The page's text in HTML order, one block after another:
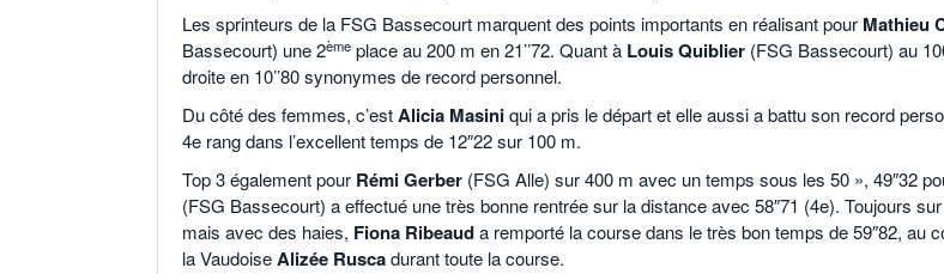
Les sprinteurs de la FSG Bassecourt marquent des points importants en réalisant pour Mathieu
Bassecourt) une 2ème place au 200 m en 21’’72. Quant à Louis Quiblier (FSG Bassecourt) au
droite en 10’’80 synonymes de record personnel.
Du côté des femmes, c’estAlicia Masiniqui a pris le départ et elle aussi a battu son record
4e rang dans l’excellent temps de 12″22 sur 100 m.
Top 3 également pour Rémi Gerber (FSG Alle) sur 400 m avec un temps sous les 50 », 49″32
(FSG Bassecourt) a effectué une très bonne rentrée sur la distance avec 58″71 (4e). Toujours
mais avec des haies, Fiona Ribeauda remporté la course dans le très bon temps de 59″82, au
la VaudoiseAlizée Ruscadurant toute la course.